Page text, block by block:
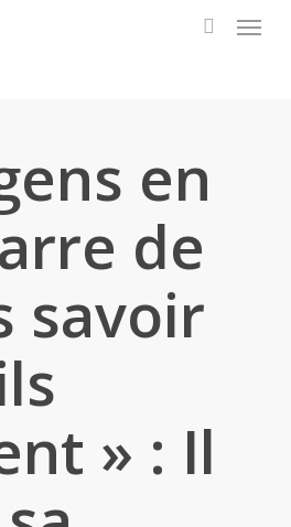
Menu
en
de
savoir
» : Il